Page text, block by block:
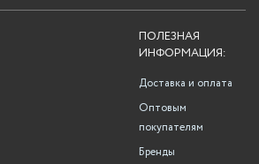
ПОЛЕЗНАЯ
ИНФОРМАЦИЯ:
Доставка и оплата
Оптовым
покупателям
Бренды